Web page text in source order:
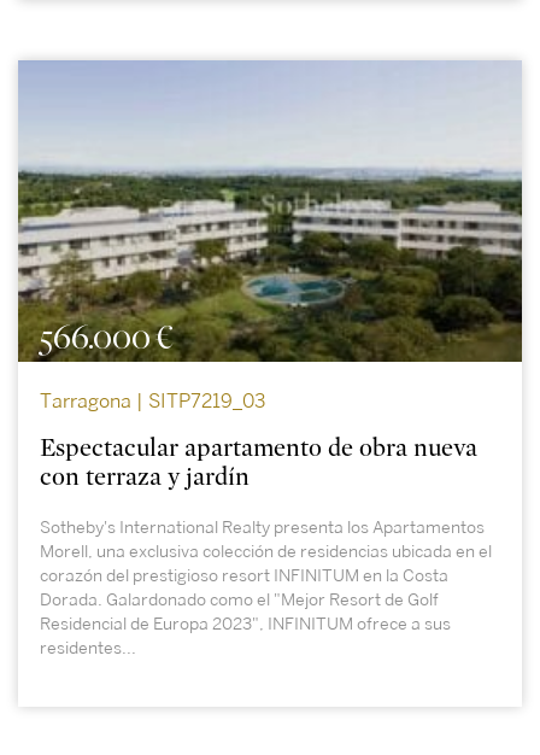
566.000 €
Tarragona | SITP7219_03
Espectacular apartamento de obra nueva
con terraza y jardín
Sotheby's International Realty presenta los Apartamentos
Morell, una exclusiva colección de residencias ubicada en el
corazón del prestigioso resort INFINITUM en la Costa
Dorada. Galardonado como el "Mejor Resort de Golf
Residencial de Europa 2023", INFINITUM ofrece a sus
residentes...